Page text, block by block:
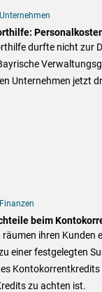
Unternehmen
durfte nicht zur
Unternehmen jetzt
Finanzen
beim
räumen ihren Kunden
einer festgelegten
zu achten ist.